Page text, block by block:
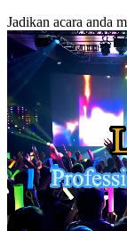
Jadikan acara anda